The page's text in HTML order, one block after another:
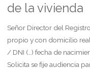
de
siniesto"
conviviente"
de la vivienda
Señor Director del
propio y con domicilio real
/ DNI (…) fecha de
Solicita se fije audiencia